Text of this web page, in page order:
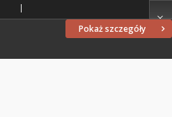
Pokaż szczegóły